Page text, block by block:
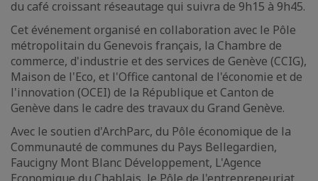
du café croissant réseautage qui suivra de 9h15 à 9h45.
Cet événement organisé en collaboration avec le Pôle
métropolitain du Genevois français, la Chambre de
commerce, d'industrie et des services de Genève (CCIG),
Maison de l'Eco, et l'Office cantonal de l'économie et de
l'innovation (OCEI) de la République et Canton de
Genève dans le cadre des travaux du Grand Genève.
Avec le soutien d'ArchParc, du Pôle économique de la
Communauté de communes du Pays Bellegardien,
Faucigny Mont Blanc Développement, L'Agence